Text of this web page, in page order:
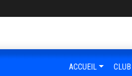
ACCUEIL CLUB